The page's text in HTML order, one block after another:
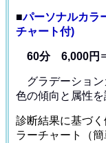
■パーソナルカラ
チャート付)
60分 6,000円⇒
グラデーショ
色の傾向と属性を
診断結果に基づ
ラーチャート（